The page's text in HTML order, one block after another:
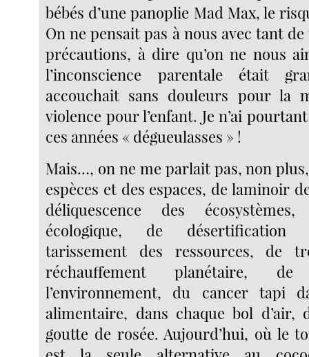
bébés d’une panoplie Mad Max, le
On ne pensait pas à nous avec tant
précautions, à dire qu’on ne nous
l’inconscience parentale était
accouchait sans douleurs pour la
violence pour l’enfant. Je n’ai
ces années « dégueulasses » !
Mais…, on ne me parlait pas, non
espèces et des espaces, de laminoir
déliquescence des
écologique, de désertification
tarissement des ressources, de
réchauffement planétaire,
l’environnement, du cancer tapi
alimentaire, dans chaque bol d’air,
goutte de rosée. Aujourd’hui, où le